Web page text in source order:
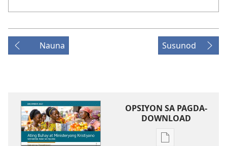
Nauna Susunod
OPSIYON SA PAGDA-
DOWNLOAD
Opsiyon